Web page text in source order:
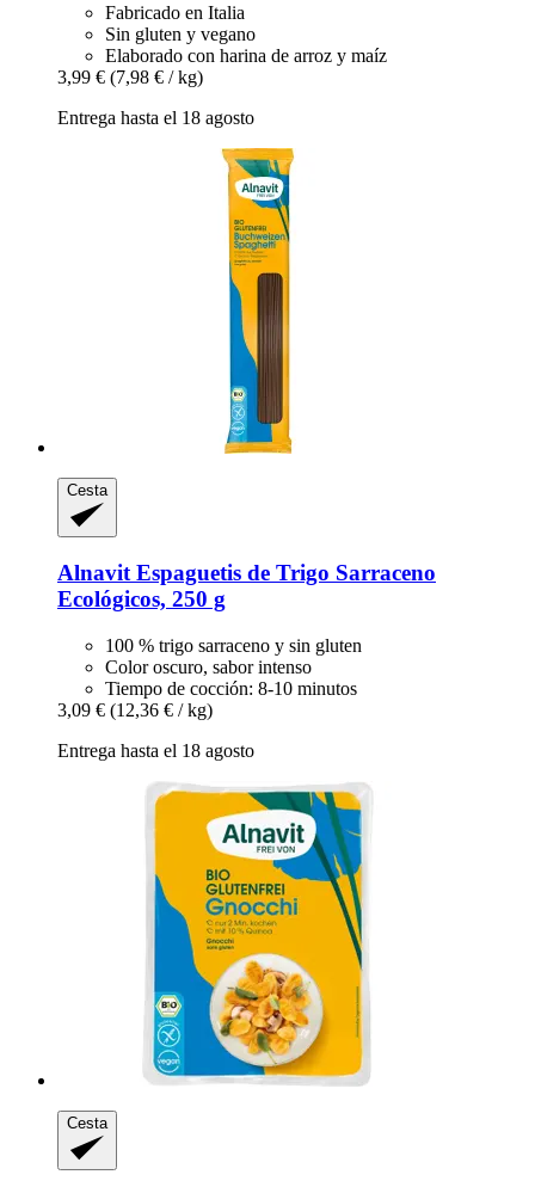
Fabricado en Italia
Sin gluten y vegano
Elaborado con harina de arroz y maíz
3,99 € (7,98 € / kg)
Entrega hasta el 18 agosto
Cesta
Alnavit Espaguetis de Trigo Sarraceno
Ecológicos, 250 g
100 % trigo sarraceno y sin gluten
Color oscuro, sabor intenso
Tiempo de cocción: 8-10 minutos
3,09 € (12,36 € / kg)
Entrega hasta el 18 agosto
Cesta